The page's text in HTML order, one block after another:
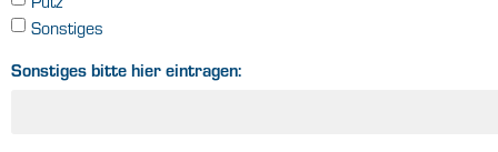
Sonstiges
Sonstiges bitte hier eintragen: